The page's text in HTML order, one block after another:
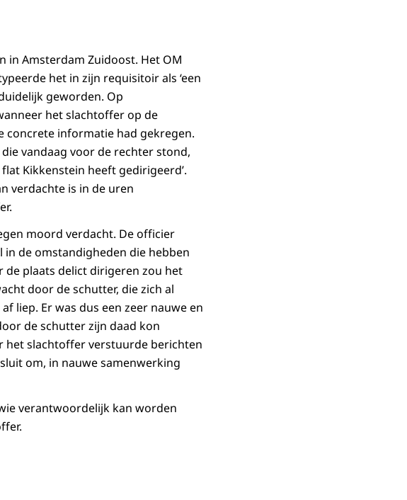
in Amsterdam Zuidoost. Het OM
het in zijn requisitoir als ‘een
geworden. Op
het slachtoffer op de
concrete informatie had gekregen.
vandaag voor de rechter stond,
Kikkenstein heeft gedirigeerd’.
verdachte is in de uren
moord verdacht. De officier
de omstandigheden die hebben
plaats delict dirigeren zou het
door de schutter, die zich al
liep. Er was dus een zeer nauwe en
de schutter zijn daad kon
het slachtoffer verstuurde berichten
om, in nauwe samenwerking
verantwoordelijk kan worden